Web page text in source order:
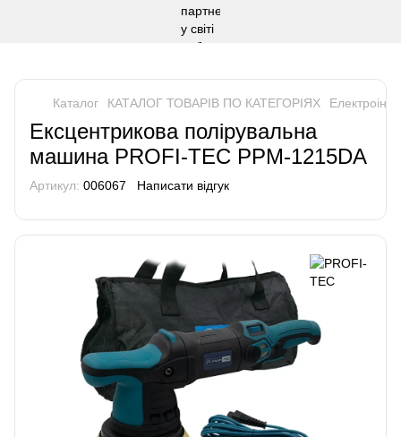
Каталог КАТАЛОГ ТОВАРІВ ПО КАТЕГОРІЯХ
Ексцентрикова полірувальна
машина PROFI-TEC PPM-1215DA
Артикул: 006067 Написати відгук